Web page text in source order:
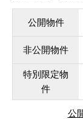
公開物件
非公開物件
特別限定物
件
公